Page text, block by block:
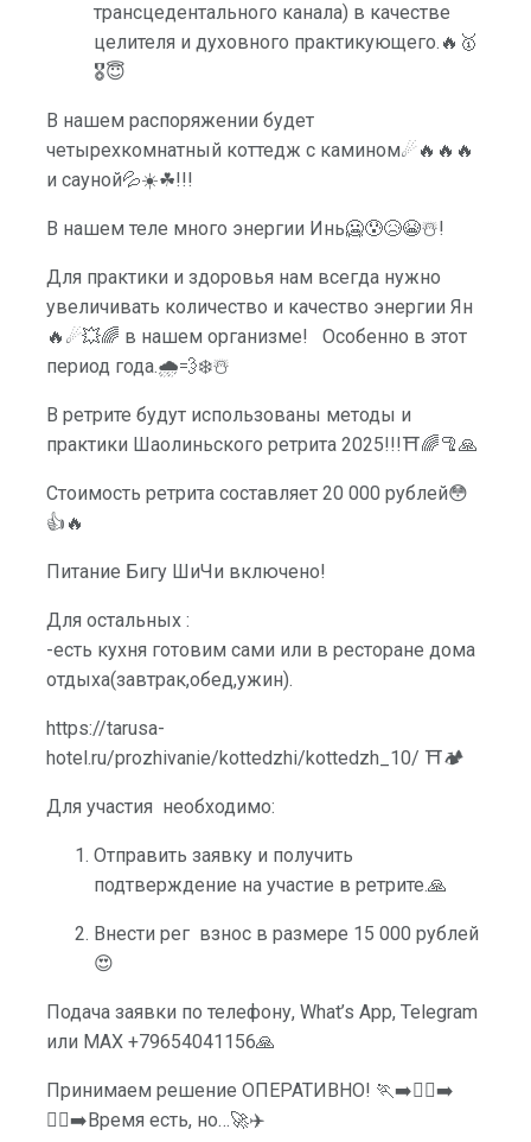
трансцедентального канала) в качестве
целителя и духовного практикующего.🔥🥇
🎖😇
В нашем распоряжении будет
четырехкомнатный коттедж с камином☄🔥🔥🔥
и сауной💦☀️☘!!!
В нашем теле много энергии Инь🥶😰😥😭☃️!
Для практики и здоровья нам всегда нужно
увеличивать количество и качество энергии Ян
🔥☄💥🌈 в нашем организме! Особенно в этот
период года.🌧💨❄️☃️
В ретрите будут использованы методы и
практики Шаолиньского ретрита 2025!!!⛩🌈🦿🙏
Стоимость ретрита составляет 20 000 рублей😳
👍🔥
Питание Бигу ШиЧи включено!
Для остальных :
-есть кухня готовим сами или в ресторане дома
отдыха(завтрак,обед,ужин).
https://tarusa-
hotel.ru/prozhivanie/kottedzhi/kottedzh_10/ ⛩🏕
Для участия необходимо:
Отправить заявку и получить
подтверждение на участие в ретрите.🙏
Внести рег взнос в размере 15 000 рублей
😍
Подача заявки по телефону, What’s App, Telegram
или MAX +79654041156🙏
Принимаем решение ОПЕРАТИВНО! 🏃‍➡️🏃‍♀‍➡️
🏃‍♂‍➡️Время есть, но…🚀✈️